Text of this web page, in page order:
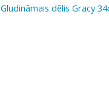
Gludināmais dēlis Gracy